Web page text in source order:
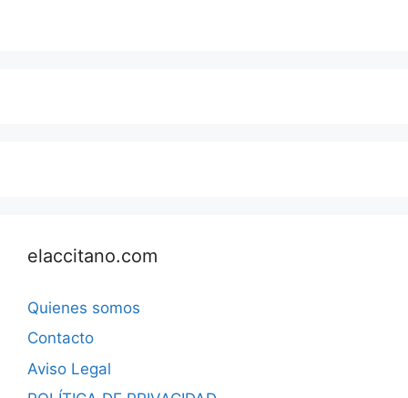
elaccitano.com
Quienes somos
Contacto
Aviso Legal